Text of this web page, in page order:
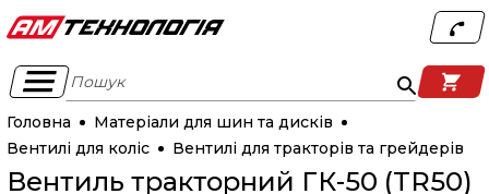
Пошук
Головна
Матеріали для шин та дисків
Вентилі для коліс
Вентилі для тракторів та грейдерів
Вентиль тракторний ГК-50 (TR50)